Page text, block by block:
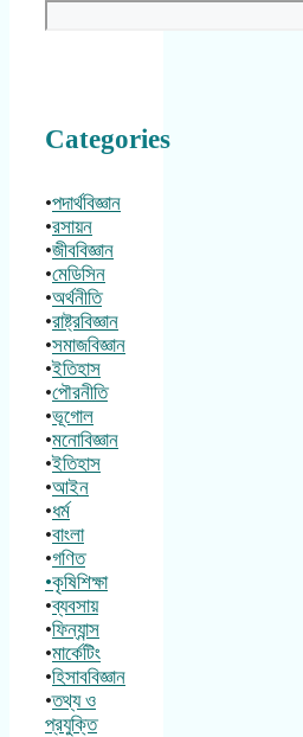
Categories
•পদার্থবিজ্ঞান
•রসায়ন
•জীববিজ্ঞান
•মেডিসিন
•অর্থনীতি
•রাষ্ট্রবিজ্ঞান
•সমাজবিজ্ঞান
•ইতিহাস
•পৌরনীতি
•ভূগোল
•মনোবিজ্ঞান
•ইতিহাস
•আইন
•ধর্ম
•বাংলা
•গণিত
•কৃষিশিক্ষা
•ব্যবসায়
•ফিন্যান্স
•মার্কেটিং
•হিসাববিজ্ঞান
•তথ্য ও
প্রযুক্তি